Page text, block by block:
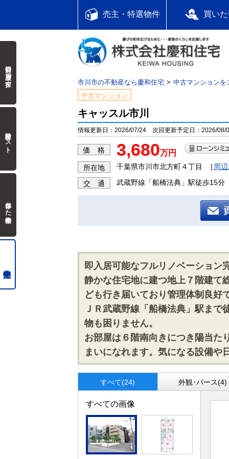
売主・特選物件 買い
市川市の不動産なら慶和住宅
中古マンションを
中古マンション
キャッスル市川
情報更新日：2026/07/24 次回更新予定日：2026/08/
価 格 3,680万円
所在地 千葉県市川市北方町４丁目 ［ 周
交 通 武蔵野線「船橋法典」駅徒歩15分
即入居可能なフルリノベーション
静かな住宅地に建つ地上７階建て
ども行き届いており管理体制良好
ＪＲ武蔵野線「船橋法典」駅ま
物も困りません。
お部屋は６階南向きにつき陽当た
まいになれます。気になる設備や
すべて(24) 外観･パース(4)
すべての画像
前回の履歴で探す
検討中リスト
保存した検索条件